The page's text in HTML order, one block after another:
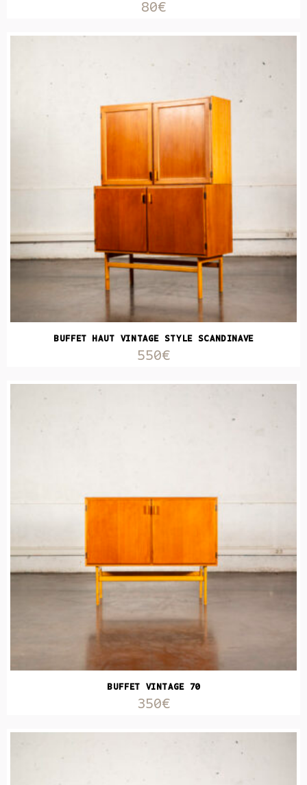
80€
BUFFET HAUT VINTAGE STYLE SCANDINAVE
550€
BUFFET VINTAGE 70
350€